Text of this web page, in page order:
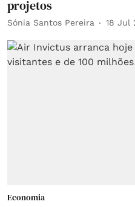
projetos
Sónia Santos Pereira 18 Jul
Economia